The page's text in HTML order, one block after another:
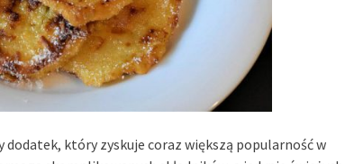
który zyskuje coraz większą popularność w